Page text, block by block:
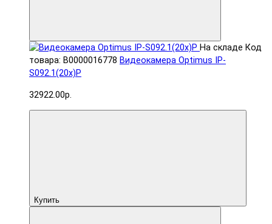
На складе Код
товара: В0000016778 Видеокамера Optimus IP-
S092.1(20x)P
32922.00р.
Купить